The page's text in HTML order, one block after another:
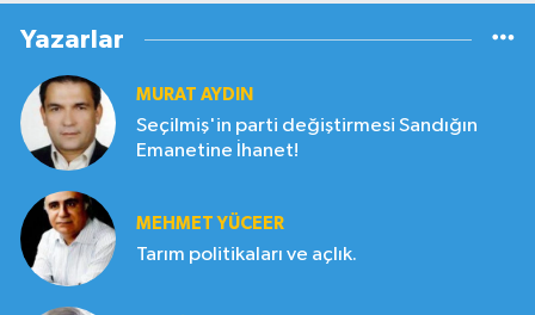
Yazarlar
MURAT AYDIN
Seçilmiş'in parti değiştirmesi Sandığın
Emanetine İhanet!
MEHMET YÜCEER
Tarım politikaları ve açlık.